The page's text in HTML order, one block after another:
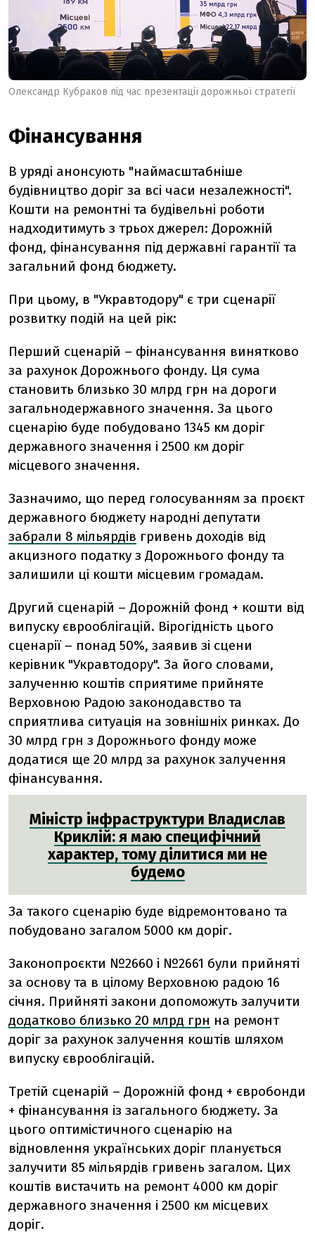
Олександр Кубраков під час презентації дорожньої стратегії
Фінансування
В уряді анонсують "наймасштабніше
будівництво доріг за всі часи незалежності".
Кошти на ремонтні та будівельні роботи
надходитимуть з трьох джерел: Дорожній
фонд, фінансування під державні гарантії та
загальний фонд бюджету.
При цьому, в "Укравтодору" є три сценарії
розвитку подій на цей рік:
Перший сценарій – фінансування винятково
за рахунок Дорожнього фонду. Ця сума
становить близько 30 млрд грн на дороги
загальнодержавного значення. За цього
сценарію буде побудовано 1345 км доріг
державного значення і 2500 км доріг
місцевого значення.
Зазначимо, що перед голосуванням за проєкт
державного бюджету народні депутати
забрали 8 мільярдів гривень доходів від
акцизного податку з Дорожнього фонду та
залишили ці кошти місцевим громадам.
Другий сценарій – Дорожній фонд + кошти від
випуску єврооблігацій. Вірогідність цього
сценарії – понад 50%, заявив зі сцени
керівник "Укравтодору". За його словами,
залученню коштів сприятиме прийняте
Верховною Радою законодавство та
сприятлива ситуація на зовнішніх ринках. До
30 млрд грн з Дорожнього фонду може
додатися ще 20 млрд за рахунок залучення
фінансування.
Міністр інфраструктури Владислав
Криклій: я маю специфічний
характер, тому ділитися ми не
будемо
За такого сценарію буде відремонтовано та
побудовано загалом 5000 км доріг.
Законопроєкти №2660 і №2661 були прийняті
за основу та в цілому Верховною радою 16
січня. Прийняті закони допоможуть залучити
додатково близько 20 млрд грн на ремонт
доріг за рахунок залучення коштів шляхом
випуску єврооблігацій.
Третій сценарій – Дорожній фонд + євробонди
+ фінансування із загального бюджету. За
цього оптимістичного сценарію на
відновлення українських доріг планується
залучити 85 мільярдів гривень загалом. Цих
коштів вистачить на ремонт 4000 км доріг
державного значення і 2500 км місцевих
доріг.